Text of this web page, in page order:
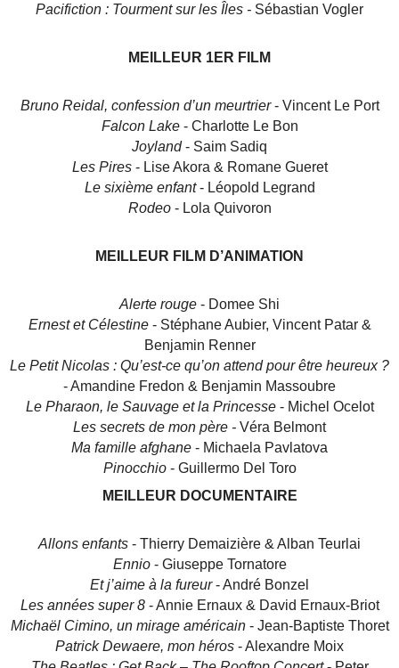
Pacifiction : Tourment sur les Îles - Sébastian Vogler
MEILLEUR 1ER FILM
Bruno Reidal, confession d’un meurtrier- Vincent Le Port
Falcon Lake- Charlotte Le Bon
Joyland- Saim Sadiq
Les Pires- Lise Akora & Romane Gueret
Le sixième enfant- Léopold Legrand
Rodeo - Lola Quivoron
MEILLEUR FILM D’ANIMATION
Alerte rouge - Domee Shi
Ernest et Célestine - Stéphane Aubier, Vincent Patar &
Benjamin Renner
Le Petit Nicolas : Qu’est-ce qu’on attend pour être heureux ?
- Amandine Fredon & Benjamin Massoubre
Le Pharaon, le Sauvage et la Princesse - Michel Ocelot
Les secrets de mon père - Véra Belmont
Ma famille afghane - Michaela Pavlatova
Pinocchio- Guillermo Del Toro
MEILLEUR DOCUMENTAIRE
Allons enfants - Thierry Demaizière & Alban Teurlai
Ennio- Giuseppe Tornatore
Et j’aime à la fureur- André Bonzel
Les années super 8 - Annie Ernaux & David Ernaux-Briot
Michaël Cimino, un mirage américain - Jean-Baptiste Thoret
Patrick Dewaere, mon héros - Alexandre Moix